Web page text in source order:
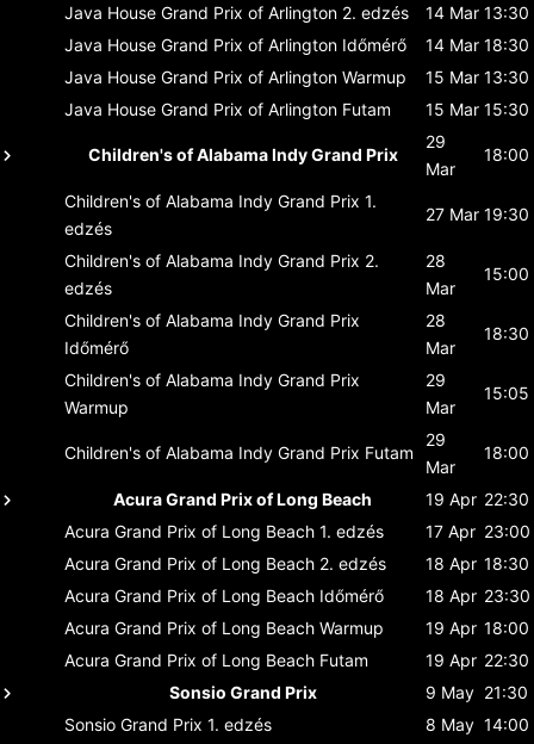
Java House Grand Prix of Arlington 2. edzés 14 Mar 13:30
Java House Grand Prix of Arlington Időmérő 14 Mar 18:30
Java House Grand Prix of Arlington Warmup 15 Mar 13:30
Java House Grand Prix of Arlington Futam 15 Mar 15:30
Children's of Alabama Indy Grand Prix
29
Mar
18:00
Children's of Alabama Indy Grand Prix 1.
edzés
27 Mar 19:30
Children's of Alabama Indy Grand Prix 2.
edzés
28
Mar
15:00
Children's of Alabama Indy Grand Prix
Időmérő
28
Mar
18:30
Children's of Alabama Indy Grand Prix
Warmup
29
Mar
15:05
Children's of Alabama Indy Grand Prix Futam
29
Mar
18:00
Acura Grand Prix of Long Beach 19 Apr 22:30
Acura Grand Prix of Long Beach 1. edzés 17 Apr 23:00
Acura Grand Prix of Long Beach 2. edzés 18 Apr 18:30
Acura Grand Prix of Long Beach Időmérő 18 Apr 23:30
Acura Grand Prix of Long Beach Warmup 19 Apr 18:00
Acura Grand Prix of Long Beach Futam 19 Apr 22:30
Sonsio Grand Prix
9 May 21:30
Sonsio Grand Prix 1. edzés 8 May 14:00